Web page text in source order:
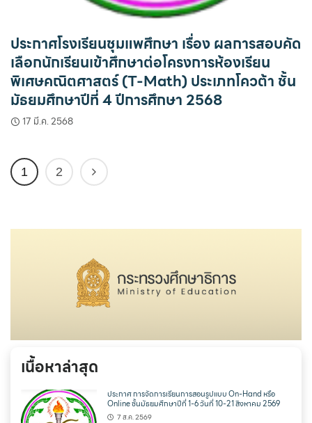
ประกาศโรงเรียนชุมแพศึกษา เรื่อง ผลการสอบคัด
เลือกนักเรียนเข้าศึกษาต่อโครงการห้องเรียน
พิเศษคณิตศาสตร์ (T-Math) ประเภทโควต้า ชั้น
มัธยมศึกษาปีที่ 4 ปีการศึกษา 2568
17 มี.ค. 2568
1 2
เนื้อหาล่าสุด
ประกาศ การจัดการเรียนการสอนรูปแบบ On-Hand หรือ
Online ชั้นมัธยมศึกษาปีที่ 1-6 วันที่ 10-21 สิงหาคม 2569
7 ส.ค. 2569